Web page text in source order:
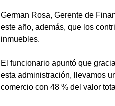
German Rosa, Gerente de
este año, además, que los
inmuebles.
El funcionario apuntó que
esta administración, llevamos
comercio con 48 % del valor